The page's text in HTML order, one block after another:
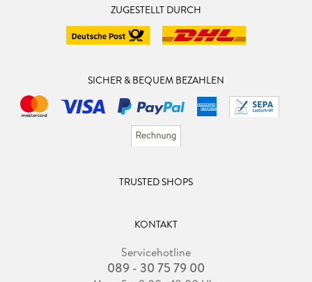
ZUGESTELLT DURCH
SICHER & BEQUEM BEZAHLEN
TRUSTED SHOPS
KONTAKT
Servicehotline
089 - 30 75 79 00